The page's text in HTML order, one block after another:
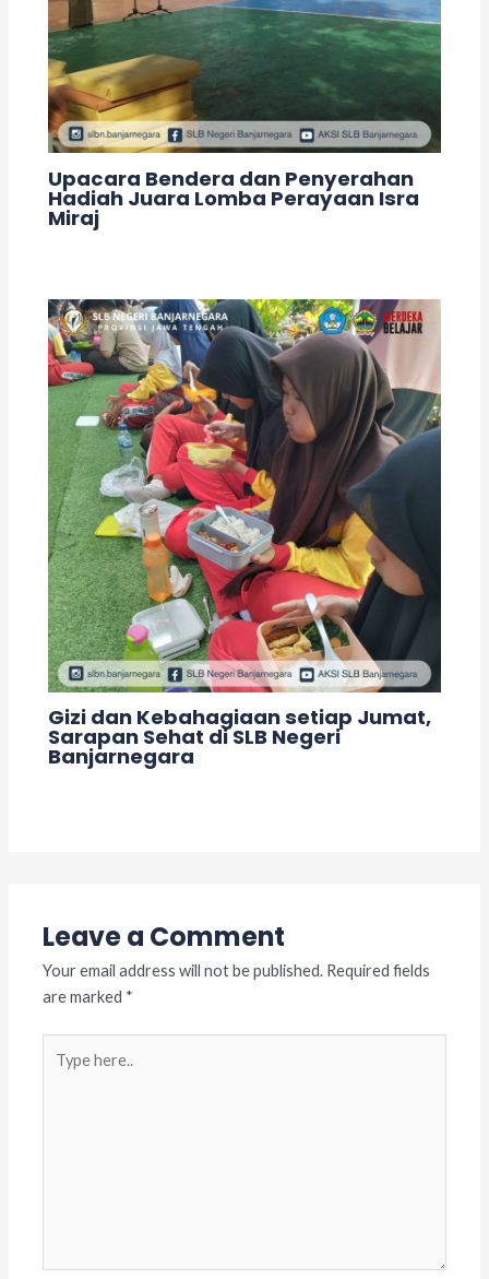
Upacara Bendera dan Penyerahan
Hadiah Juara Lomba Perayaan Isra
Miraj
Gizi dan Kebahagiaan setiap Jumat,
Sarapan Sehat di SLB Negeri
Banjarnegara
Leave a Comment
Your email address will not be published. Required fields
are marked *
here..